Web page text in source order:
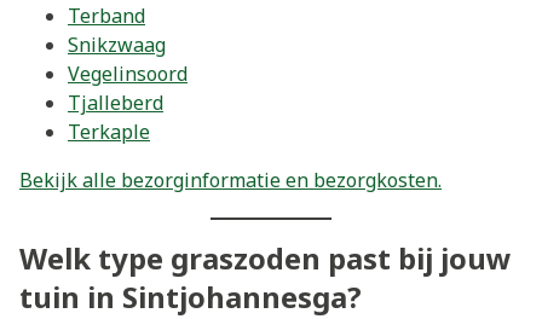
Terband
Snikzwaag
Vegelinsoord
Tjalleberd
Terkaple
Bekijk alle bezorginformatie en bezorgkosten.
Welk type graszoden past bij jouw
tuin in Sintjohannesga?